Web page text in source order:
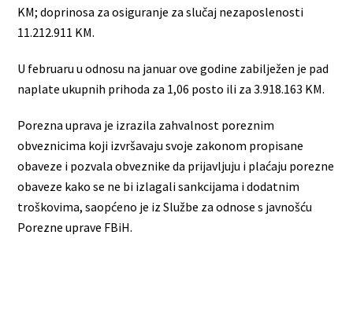
KM; doprinosa za osiguranje za slučaj nezaposlenosti
11.212.911 KM.
U februaru u odnosu na januar ove godine zabilježen je pad
naplate ukupnih prihoda za 1,06 posto ili za 3.918.163 KM.
Porezna uprava je izrazila zahvalnost poreznim
obveznicima koji izvršavaju svoje zakonom propisane
obaveze i pozvala obveznike da prijavljuju i plaćaju porezne
obaveze kako se ne bi izlagali sankcijama i dodatnim
troškovima, saopćeno je iz Službe za odnose s javnošću
Porezne uprave FBiH.